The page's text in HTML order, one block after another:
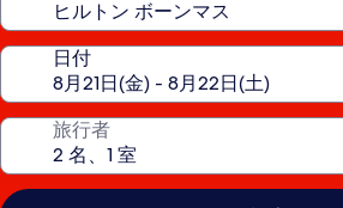
日付
旅行者